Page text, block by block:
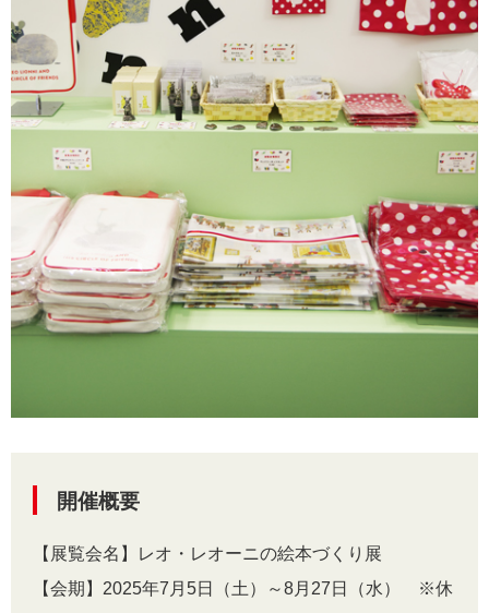
開催概要
【展覧会名】レオ・レオーニの絵本づくり展
【会期】2025年7月5日（土）～8月27日（水） ※休